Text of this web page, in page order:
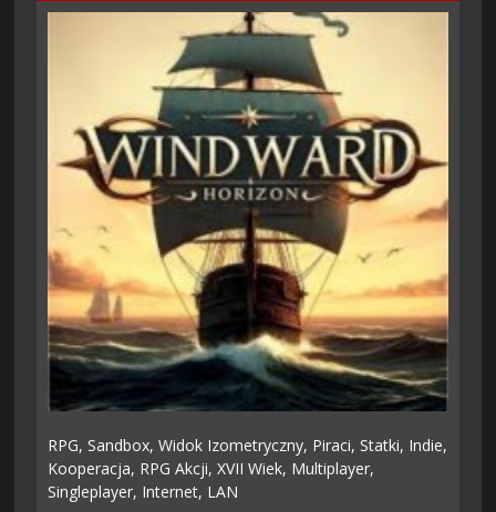
RPG,Sandbox,Widok Izometryczny, Piraci,Statki, Indie,
Kooperacja, RPG Akcji,XVII Wiek, Multiplayer,
Singleplayer, Internet, LAN